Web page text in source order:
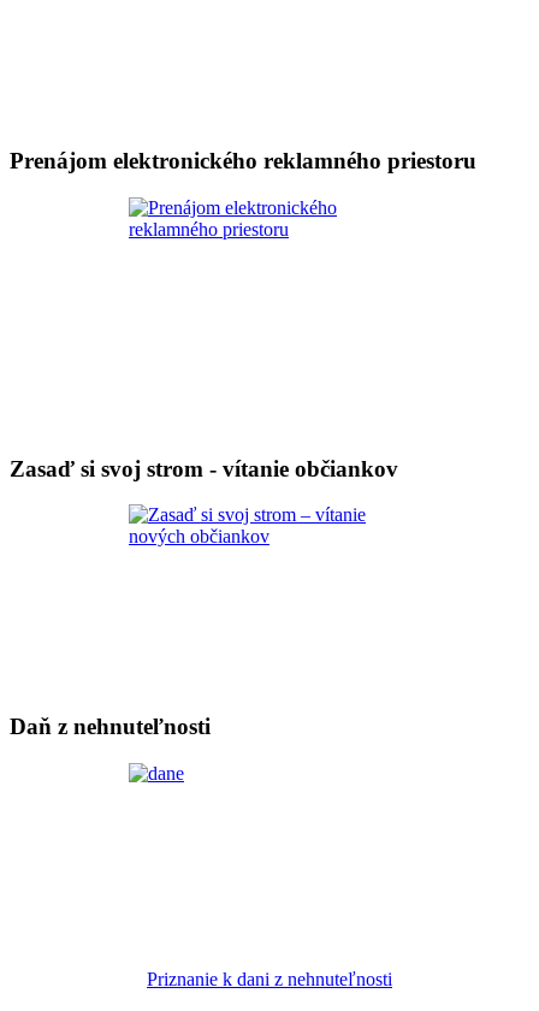
Prenájom elektronického reklamného priestoru
Zasaď si svoj strom - vítanie občiankov
Daň z nehnuteľnosti
Priznanie k dani z nehnuteľnosti